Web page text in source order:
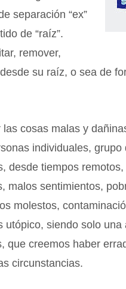
separación “ex”
de “raíz”.
remover,
su raíz, o sea de
cosas malas y
individuales,
desde tiempos
malos sentimientos,
molestos,
utópico, siendo solo
que creemos haber
circunstancias.